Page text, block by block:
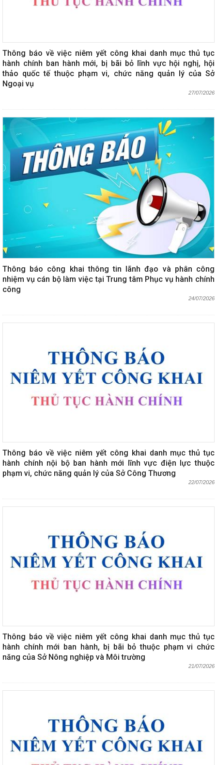
Thông báo về việc niêm yết công khai danh mục thủ tục
hành chính ban hành mới, bị bãi bỏ lĩnh vực hội nghị, hội
thảo quốc tế thuộc phạm vi, chức năng quản lý của Sở
Ngoại vụ
27/07/2026
Thông báo công khai thông tin lãnh đạo và phân công
nhiệm vụ cán bộ làm việc tại Trung tâm Phục vụ hành chính
công
24/07/2026
Thông báo về việc niêm yết công khai danh mục thủ tục
hành chính nội bộ ban hành mới lĩnh vực điện lực thuộc
phạm vi, chức năng quản lý của Sở Công Thương
22/07/2026
Thông báo về việc niêm yết công khai danh mục thủ tục
hành chính mới ban hành, bị bãi bỏ thuộc phạm vi chức
năng của Sở Nông nghiệp và Môi trường
21/07/2026